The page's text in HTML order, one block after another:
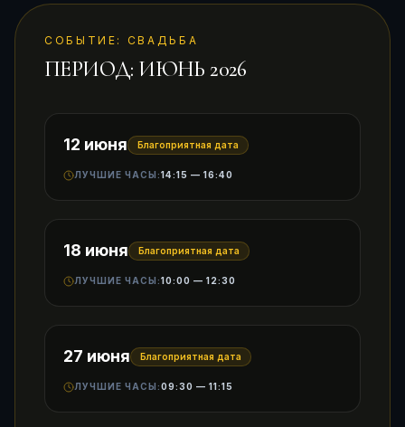
СОБЫТИЕ: СВАДЬБА
ПЕРИОД: ИЮНЬ 2026
12 июня Благоприятная дата
ЛУЧШИЕ ЧАСЫ:14:15 — 16:40
18 июня Благоприятная дата
ЛУЧШИЕ ЧАСЫ:10:00 — 12:30
27 июня Благоприятная дата
ЛУЧШИЕ ЧАСЫ:09:30 — 11:15